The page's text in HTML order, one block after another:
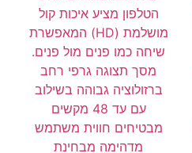
הטלפון מציע איכות קול
מושלמת (HD) המאפשרת
שיחה כמו פנים מול פנים.
מסך תצוגה גרפי רחב
ברזולוציה גבוהה בשילוב
עם עד 48 מקשים
מבטיחים חווית משתמש
מדהימה מבחינת